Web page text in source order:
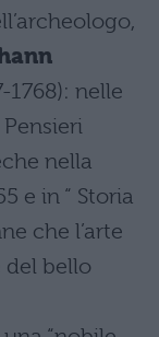
1768): nelle
nella
e in “ Storia
che l’arte
del bello